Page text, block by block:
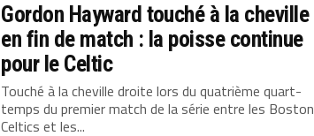
Gordon Hayward touché à la cheville
en fin de match : la poisse continue
pour le Celtic
Touché à la cheville droite lors du quatrième quart-
temps du premier match de la série entre les Boston
Celtics et les...